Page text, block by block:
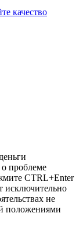
проблеме
CTRL+Enter
исключительно
не
положениями